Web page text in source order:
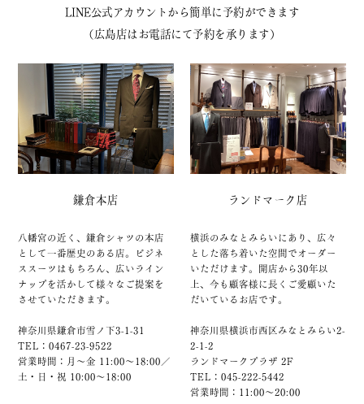
LINE公式アカウントから簡単に予約ができます
（広島店はお電話にて予約を承ります）
鎌倉本店
八幡宮の近く、鎌倉シャツの本店
として一番歴史のある店。ビジネ
ススーツはもちろん、広いライン
ナップを活かして様々なご提案を
させていただきます。
神奈川県鎌倉市雪ノ下3-1-31
TEL：0467-23-9522
営業時間：月～金 11:00～18:00／
土・日・祝 10:00～18:00
ランドマーク店
横浜のみなとみらいにあり、広々
とした落ち着いた空間でオーダー
いただけます。開店から30年以
上、今も顧客様に長くご愛顧いた
だいているお店です。
神奈川県横浜市西区みなとみらい2-
2-1-2
ランドマークプラザ 2F
TEL：045-222-5442
営業時間：11:00～20:00